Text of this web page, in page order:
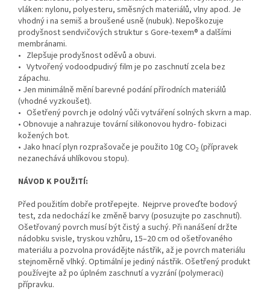
vláken: nylonu, polyesteru, směsných materiálů, vlny apod. Je
vhodný i na semiš a broušené usně (nubuk). Nepoškozuje
prodyšnost sendvičových struktur s Gore-texem® a dalšími
membránami.
• Zlepšuje prodyšnost oděvů a obuvi.
• Vytvořený vodoodpudivý film je po zaschnutí zcela bez
zápachu.
• Jen minimálně mění barevné podání přírodních materiálů
(vhodné vyzkoušet).
• Ošetřený povrch je odolný vůči vytváření solných skvrn a map.
• Obnovuje a nahrazuje tovární silikonovou hydro- fobizaci
kožených bot.
• Jako hnací plyn rozprašovače je použito 10g CO2 (přípravek
nezanechává uhlíkovou stopu).
NÁVOD K POUŽITÍ:
Před použitím dobře protřepejte. Nejprve proveďte bodový
test, zda nedochází ke změně barvy (posuzujte po zaschnutí).
Ošetřovaný povrch musí být čistý a suchý. Při nanášení držte
nádobku svisle, tryskou vzhůru, 15–20 cm od ošetřovaného
materiálu a pozvolna provádějte nástřik, až je povrch materiálu
stejnoměrně vlhký. Optimální je jediný nástřik. Ošetřený produkt
používejte až po úplném zaschnutí a vyzrání (polymeraci)
přípravku.